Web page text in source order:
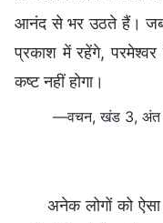
आनंद से भर उठते हैं। जब
प्रकाश में रहेंगे,
कष्ट नहीं होगा।
—वचन, खंड 3, अंत
अनेक लोगों को ऐसा